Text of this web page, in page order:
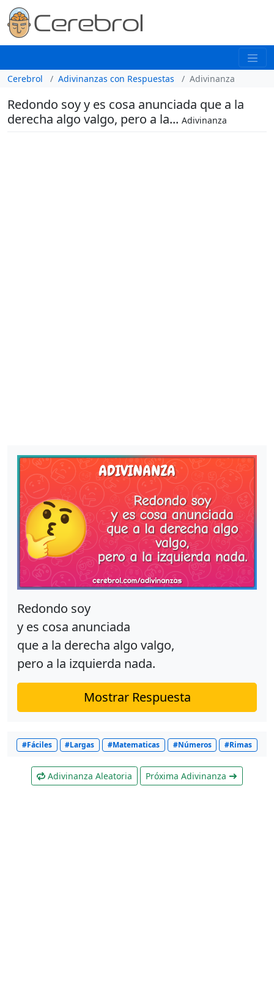
Cerebrol Adivinanzas con Respuestas Adivinanza
Redondo soy y es cosa anunciada que a la
derecha algo valgo, pero a la... Adivinanza
Redondo soy
y es cosa anunciada
que a la derecha algo valgo,
pero a la izquierda nada.
Mostrar Respuesta
#Fáciles #Largas #Matematicas #Números #Rimas
Adivinanza Aleatoria Próxima Adivinanza